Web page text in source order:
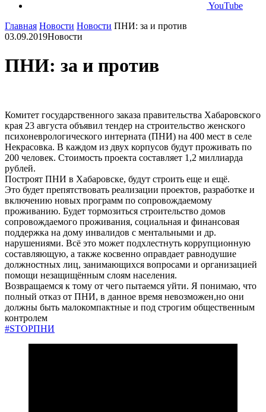
YouTube
Главная Новости Новости ПНИ: за и против
03.09.2019Новости
ПНИ: за и против
Комитет государственного заказа правительства Хабаровского
края 23 августа объявил тендер на строительство женского
психоневрологического интерната (ПНИ) на 400 мест в селе
Некрасовка. В каждом из двух корпусов будут проживать по
200 человек. Стоимость проекта составляет 1,2 миллиарда
рублей.
Построят ПНИ в Хабаровске, будут строить еще и ещё.
Это будет препятствовать реализации проектов, разработке и
включению новых программ по сопровождаемому
проживанию. Будет тормозиться строительство домов
сопровождаемого проживания, социальная и финансовая
поддержка на дому инвалидов с ментальными и др.
нарушениями. Всё это может подхлестнуть коррупционную
составляющую, а также косвенно оправдает равнодушие
должностных лиц, занимающихся вопросами и организацией
помощи незащищённым слоям населения.
Возвращаемся к тому от чего пытаемся уйти. Я понимаю, что
полный отказ от ПНИ, в данное время невозможен,но они
должны быть малокомпактные и под строгим общественным
контролем
#STOPПНИ